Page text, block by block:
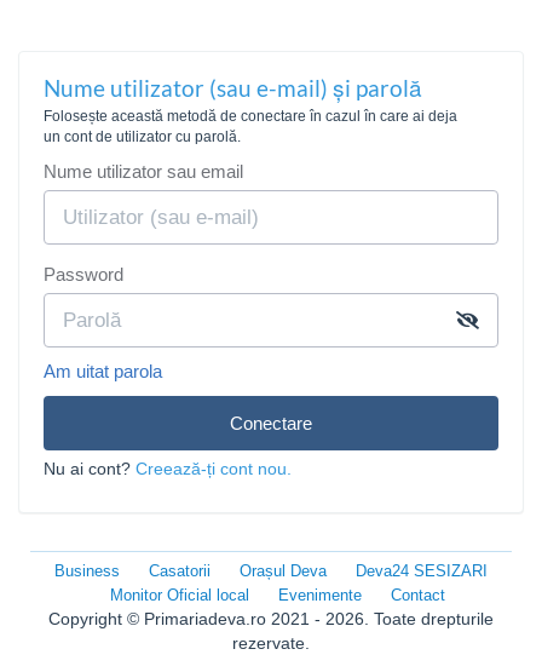
Nume utilizator (sau e-mail) și parolă
Folosește această metodă de conectare în cazul în care ai deja
un cont de utilizator cu parolă.
Nume utilizator sau email
Password
Am uitat parola
Conectare
Nu ai cont? Creează-ți cont nou.
Business Casatorii Orașul Deva
Deva24 SESIZARI
Monitor Oficial local
Evenimente Contact
Copyright © Primariadeva.ro 2021 - 2026. Toate drepturile
rezervate.